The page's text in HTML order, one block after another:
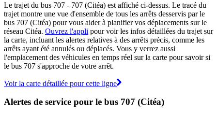
Le trajet du bus 707 - 707 (Citéa) est affiché ci-dessus. Le tracé du
trajet montre une vue d'ensemble de tous les arrêts desservis par le
bus 707 (Citéa) pour vous aider à planifier vos déplacements sur le
réseau Citéa. Ouvrez l'appli pour voir les infos détaillées du trajet sur
la carte, incluant les alertes relatives à des arrêts précis, comme les
arrêts ayant été annulés ou déplacés. Vous y verrez aussi
l'emplacement des véhicules en temps réel sur la carte pour savoir si
le bus 707 s'approche de votre arrêt.
Voir la carte détaillée pour cette ligne
Alertes de service pour le bus 707 (Citéa)